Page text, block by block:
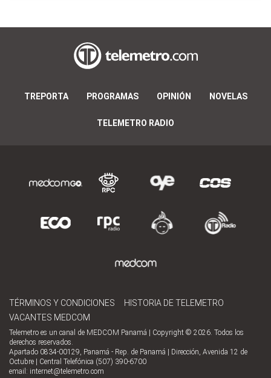
TREPORTA PROGRAMAS OPINIÓN NOVELAS
TELEMETRO RADIO
TÉRMINOS Y CONDICIONES
HISTORIA DE TELEMETRO
VACANTES MEDCOM
Telemetro es un canal de MEDCOM Panamá | Copyright © 2026. Todos los
derechos reservados.
Apartado 0834-00129, Panamá - Rep. de Panamá | Dirección, Avenida 12 de
Octubre | Central Telefónica (507) 390-6700
email: internet@telemetro.com